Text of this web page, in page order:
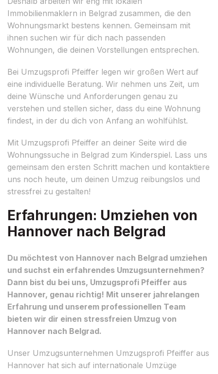
Immobilienmaklern in Belgrad zusammen, die den
Wohnungsmarkt bestens kennen. Gemeinsam mit
ihnen suchen wir für dich nach passenden
Wohnungen, die deinen Vorstellungen entsprechen.
Bei Umzugsprofi Pfeiffer legen wir großen Wert auf
eine individuelle Beratung. Wir nehmen uns Zeit, um
deine Wünsche und Anforderungen genau zu
verstehen und stellen sicher, dass du eine Wohnung
findest, in der du dich von Anfang an wohlfühlst.
Mit Umzugsprofi Pfeiffer an deiner Seite wird die
Wohnungssuche in Belgrad zum Kinderspiel. Lass uns
gemeinsam den ersten Schritt machen und kontaktiere
uns noch heute, um deinen Umzug reibungslos und
stressfrei zu gestalten!
Erfahrungen: Umziehen von
Hannover nach Belgrad
Du möchtest von Hannover nach Belgrad umziehen
und suchst ein erfahrendes Umzugsunternehmen?
Dann bist du bei uns, Umzugsprofi Pfeiffer aus
Hannover, genau richtig! Mit unserer jahrelangen
Erfahrung und unserem professionellen Team
bieten wir dir einen stressfreien Umzug von
Hannover nach Belgrad.
Unser Umzugsunternehmen Umzugsprofi Pfeiffer aus
Hannover hat sich auf internationale Umzüge